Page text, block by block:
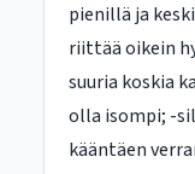
pienillä ja
riittää oikein
suuria koskia
olla isompi; -
kääntäen